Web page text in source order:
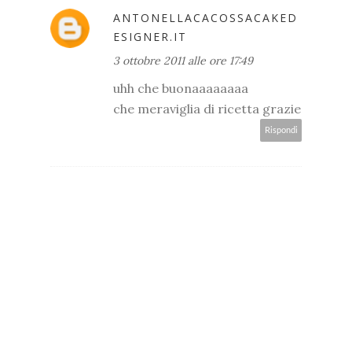
ANTONELLACACOSSACAKED
ESIGNER.IT
3 ottobre 2011 alle ore 17:49
uhh che buonaaaaaaaa
che meraviglia di ricetta grazie
Rispondi